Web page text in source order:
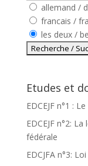
allemand /
francais /
les deux /
Etudes et
EDCEJF n°1 :
EDCEJF n°2:
fédérale
EDCJFA n°3: